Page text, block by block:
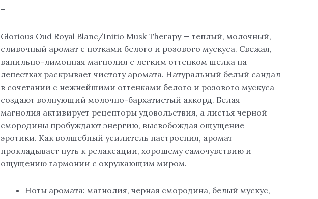
–
Glorious Oud Royal Blanc/Initio Musk Therapy — теплый, молочный,
сливочный аромат с нотками белого и розового мускуса. Свежая,
ванильно-лимонная магнолия с легким оттенком шелка на
лепестках раскрывает чистоту аромата. Натуральный белый сандал
в сочетании с нежнейшими оттенками белого и розового мускуса
создают волнующий молочно-бархатистый аккорд. Белая
магнолия активирует рецепторы удовольствия, а листья черной
смородины пробуждают энергию, высвобождая ощущение
эротики. Как волшебный усилитель настроения, аромат
прокладывает путь к релаксации, хорошему самочувствию и
ощущению гармонии с окружающим миром.
Ноты аромата: магнолия, черная смородина, белый мускус,